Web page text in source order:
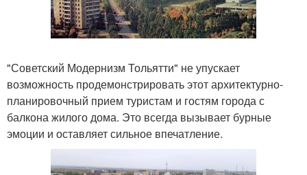
"Советский Модернизм Тольятти" не упускает
возможность продемонстрировать этот архитектурно-
планировочный прием туристам и гостям города с
балкона жилого дома. Это всегда вызывает бурные
эмоции и оставляет сильное впечатление.